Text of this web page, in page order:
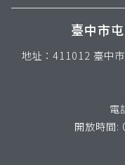
臺中市
地址：411012 臺中
電
開放時間: